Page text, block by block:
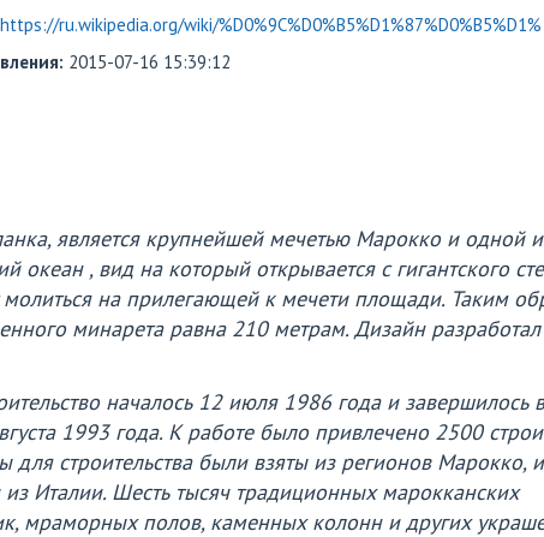
https://ru.wikipedia.org/wiki/%D0%9C%D0%B5%D1%87%D0%B5%D1%
2015-07-16 15:39:12
является крупнейшей мечетью Марокко и одной
, вид на который открывается с гигантского
на прилегающей к мечети площади. Таким
минарета равна 210 метрам. Дизайн разработал
началось 12 июля 1986 года и завершилось
1993 года. К работе было привлечено 2500
строительства были взяты из регионов Марокко,
Италии. Шесть тысяч традиционных марокканских
мраморных полов, каменных колонн и других